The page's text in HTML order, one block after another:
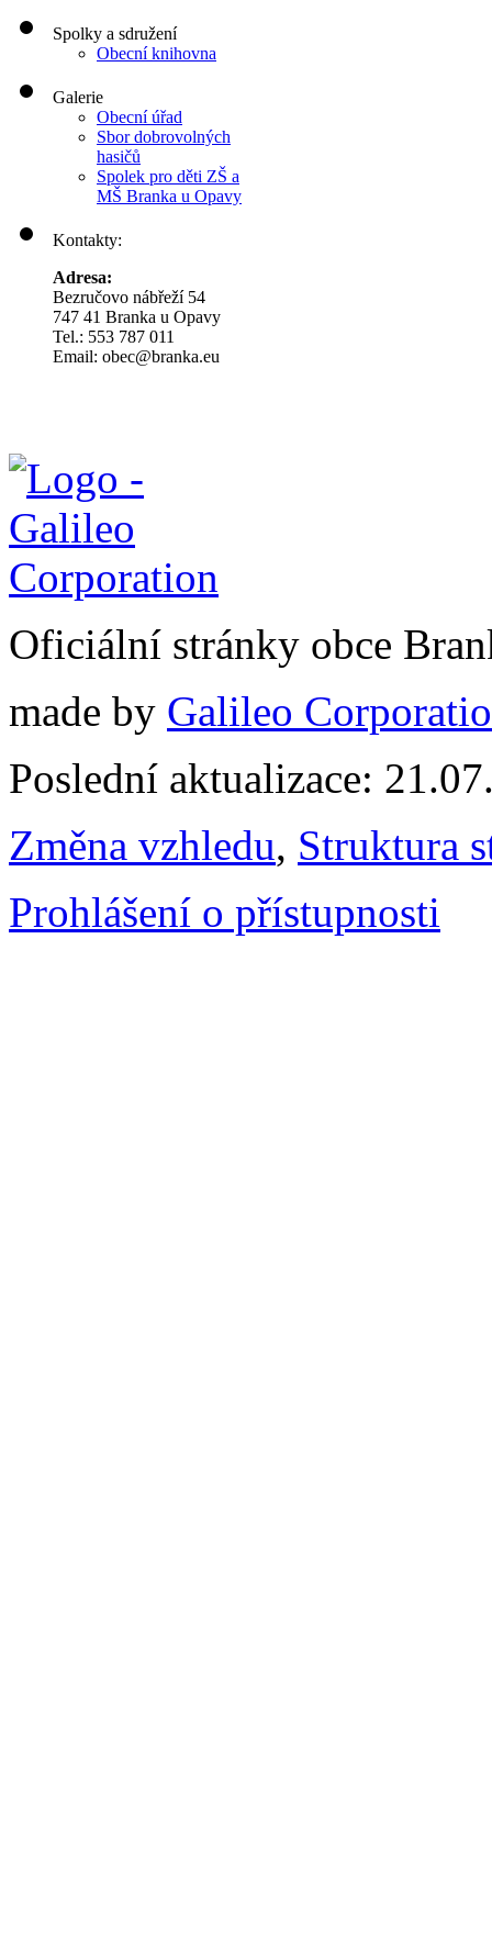
Spolky a sdružení
Obecní knihovna
Galerie
Obecní úřad
Sbor dobrovolných
hasičů
Spolek pro děti ZŠ a
MŠ Branka u Opavy
Kontakty:
Adresa:
Bezručovo nábřeží 54
747 41 Branka u Opavy
Tel.: 553 787 011
Email: obec@branka.eu
Oficiální stránky obce
made by Galileo
Poslední aktualizace:
Změna vzhledu, Struktura
Prohlášení o přístupnosti